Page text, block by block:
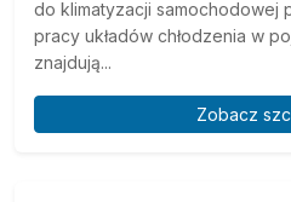
do klimatyzacji samochodowej
pracy układów chłodzenia w
znajdują...
Zobacz